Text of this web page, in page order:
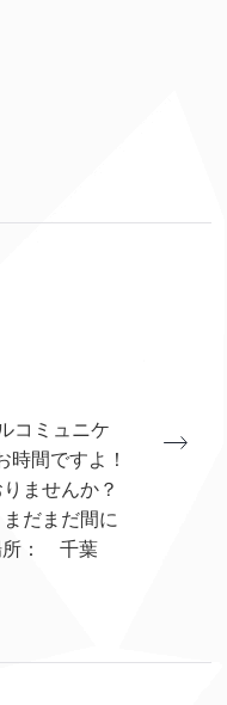
コミュニケ
時間ですよ！
ませんか？
だまだ間に
所： 千葉